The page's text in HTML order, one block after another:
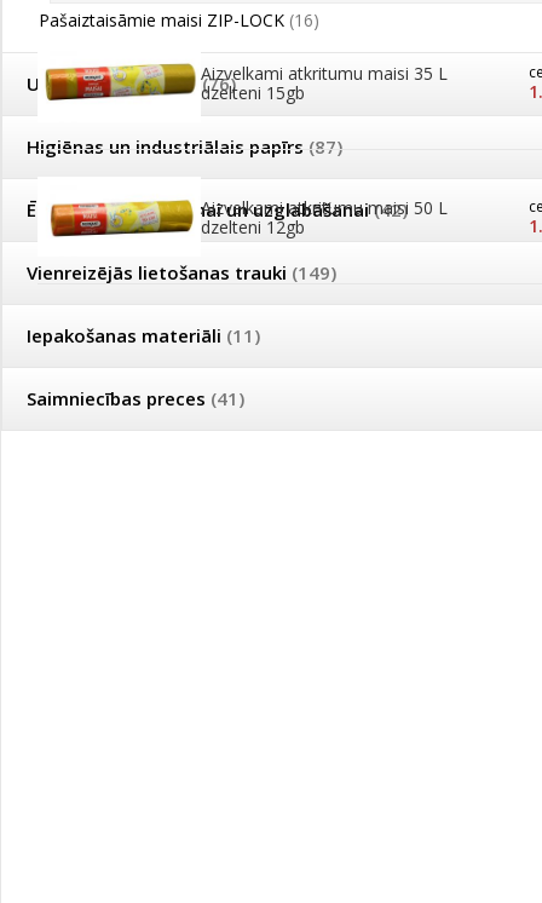
Pašaiztaisāmie maisi ZIP-LOCK (16)
Uzkopšanas preces(76)
Higiēnas un industriālais papīrs (87)
Ēdienu pagatavošanai un uzglabāšanai(42)
Vienreizējās lietošanas trauki (149)
Iepakošanas materiāli (11)
Saimniecības preces (41)
Aizvelkami atkritumu maisi 35 L
dzelteni 15gb
Aizvelkami atkritumu maisi 50 L
dzelteni 12gb